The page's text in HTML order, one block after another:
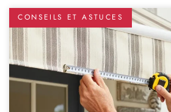
CONSEILS ET ASTUCES